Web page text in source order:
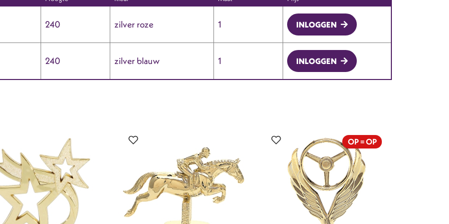
240 zilver roze 1 INLOGGEN
240 zilver blauw 1 INLOGGEN
OP = OP